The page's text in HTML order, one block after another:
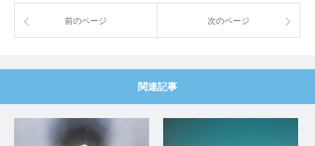
前のページ 次のページ
関連記事